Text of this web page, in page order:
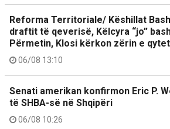
Reforma Territoriale/ Këshillat
draftit të qeverisë, Këlcyra “jo”
Përmetin, Klosi kërkon zërin e
06/08 13:10
Senati amerikan konfirmon Eric P.
të SHBA-së në Shqipëri
06/08 10:26